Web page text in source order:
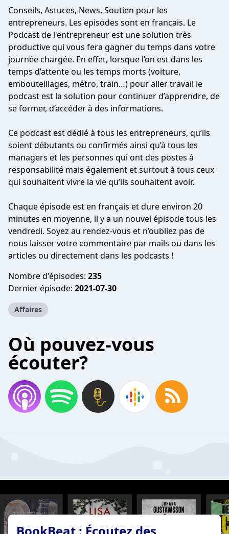
Conseils, Astuces, News, Soutien pour les
entrepreneurs. Les episodes sont en francais. Le
Podcast de l'entrepreneur est une solution très
productive qui vous fera gagner du temps dans votre
journée chargée. En effet, lorsque l’on est dans les
temps d’attente ou les temps morts (voiture,
embouteillages, métro, train…) pour aller travail le
podcast est la solution pour continuer d’apprendre, de
se former, d’accéder à des informations.
Ce podcast est dédié à tous les entrepreneurs, qu’ils
soient débutants ou confirmés ainsi qu’à tous les
managers et les personnes qui ont des postes à
responsabilité mais également et surtout à tous ceux
qui souhaitent vivre la vie qu’ils souhaitent avoir.
Chaque épisode est en français et dure environ 20
minutes en moyenne, il y a un nouvel épisode tous les
vendredi. Soyez au rendez-vous et n’oubliez pas de
nous laisser votre commentaire par mails ou dans les
articles ou directement dans les podcasts !
Nombre d'épisodes: 235
Dernier épisode: 2021-07-30
Affaires
Où pouvez-vous
écouter?
BookBeat : Écoutez des